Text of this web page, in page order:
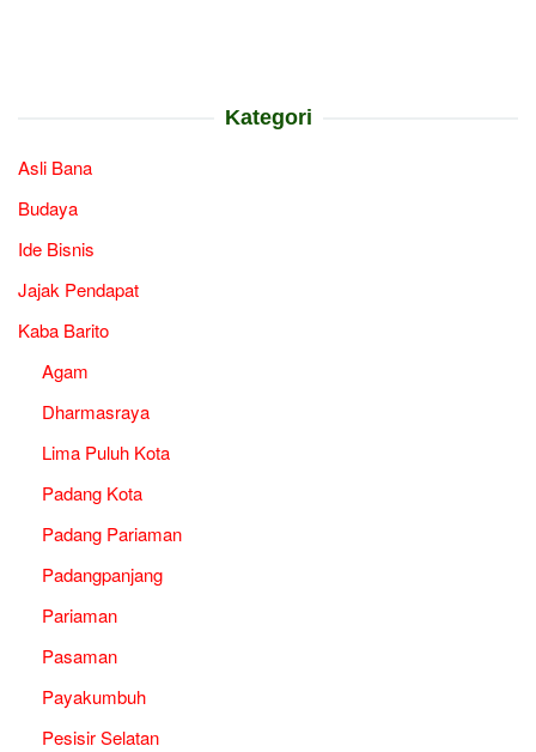
Kategori
Asli Bana
Budaya
Ide Bisnis
Jajak Pendapat
Kaba Barito
Agam
Dharmasraya
Lima Puluh Kota
Padang Kota
Padang Pariaman
Padangpanjang
Pariaman
Pasaman
Payakumbuh
Pesisir Selatan